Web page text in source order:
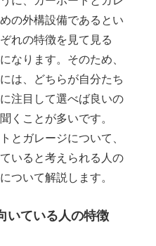
の外構設備であるとい
れの特徴を見て見る
なります。そのため、
は、どちらが自分たち
注目して選べば良いの
くことが多いです。
とガレージについて、
いると考えられる人の
ついて解説します。
いている人の特徴